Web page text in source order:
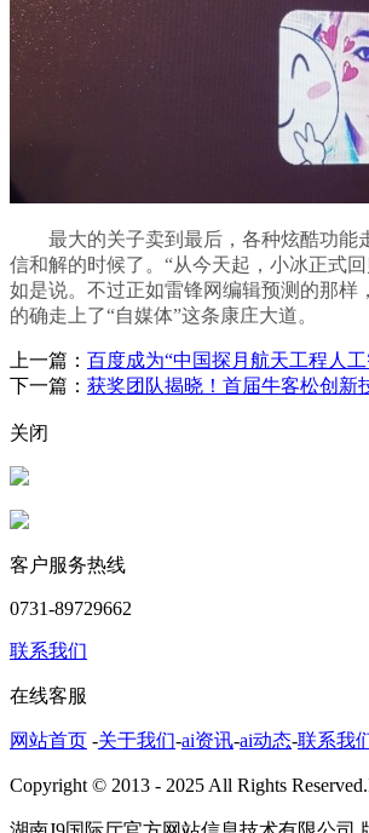
最大的关子卖到最后，各种炫酷功能
信和解的时候了。“从今天起，小冰正式
如是说。不过正如雷锋网编辑预测的那样
的确走上了“自媒体”这条康庄大道。
上一篇： 百度成为“中国探月航天工程人
下一篇： 获奖团队揭晓！首届牛客松创新
关闭
客户服务热线
0731-89729662
联系我们
在线客服
网站首页 -关于我们-ai资讯-ai动态-联系我
Copyright © 2013 - 2025 All Rights